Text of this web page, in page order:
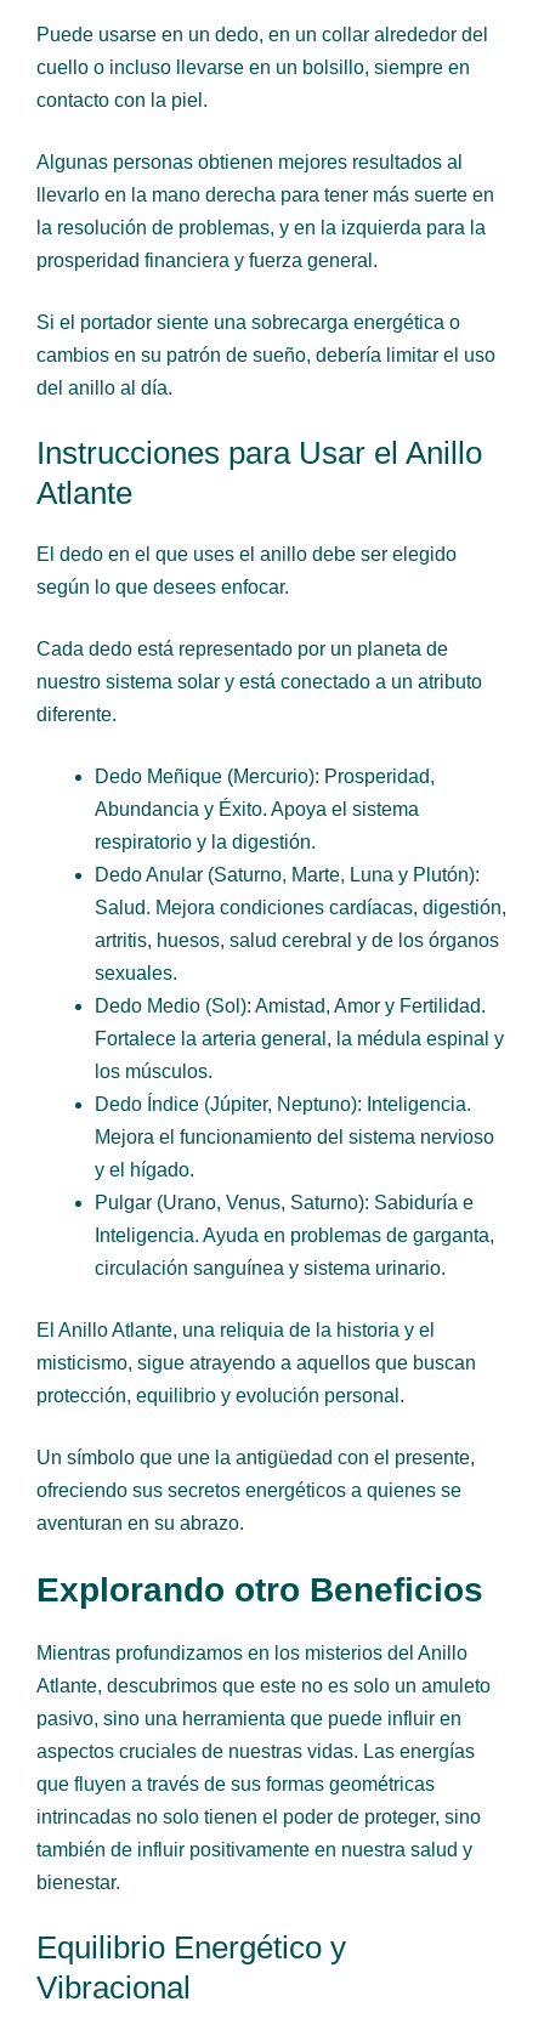
Puede usarse en un dedo, en un collar alrededor del
cuello o incluso llevarse en un bolsillo, siempre en
contacto con la piel.
Algunas personas obtienen mejores resultados al
llevarlo en la mano derecha para tener más suerte en
la resolución de problemas, y en la izquierda para la
prosperidad financiera y fuerza general.
Si el portador siente una sobrecarga energética o
cambios en su patrón de sueño, debería limitar el uso
del anillo al día.
Instrucciones para Usar el Anillo
Atlante
El dedo en el que uses el anillo debe ser elegido
según lo que desees enfocar.
Cada dedo está representado por un planeta de
nuestro sistema solar y está conectado a un atributo
diferente.
Dedo Meñique (Mercurio): Prosperidad,
Abundancia y Éxito. Apoya el sistema
respiratorio y la digestión.
Dedo Anular (Saturno, Marte, Luna y Plutón):
Salud. Mejora condiciones cardíacas, digestión,
artritis, huesos, salud cerebral y de los órganos
sexuales.
Dedo Medio (Sol): Amistad, Amor y Fertilidad.
Fortalece la arteria general, la médula espinal y
los músculos.
Dedo Índice (Júpiter, Neptuno): Inteligencia.
Mejora el funcionamiento del sistema nervioso
y el hígado.
Pulgar (Urano, Venus, Saturno): Sabiduría e
Inteligencia. Ayuda en problemas de garganta,
circulación sanguínea y sistema urinario.
El Anillo Atlante, una reliquia de la historia y el
misticismo, sigue atrayendo a aquellos que buscan
protección, equilibrio y evolución personal.
Un símbolo que une la antigüedad con el presente,
ofreciendo sus secretos energéticos a quienes se
aventuran en su abrazo.
Explorando otro Beneficios
Mientras profundizamos en los misterios del Anillo
Atlante, descubrimos que este no es solo un amuleto
pasivo, sino una herramienta que puede influir en
aspectos cruciales de nuestras vidas. Las energías
que fluyen a través de sus formas geométricas
intrincadas no solo tienen el poder de proteger, sino
también de influir positivamente en nuestra salud y
bienestar.
Equilibrio Energético y
Vibracional